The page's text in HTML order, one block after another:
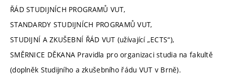
ŘÁD STUDIJNÍCH PROGRAMŮ VUT,
STANDARDY STUDIJNÍCH PROGRAMŮ VUT,
STUDIJNÍ A ZKUŠEBNÍ ŘÁD VUT (užívající „ECTS“),
SMĚRNICE DĚKANA Pravidla pro organizaci studia na fakultě
(doplněk Studijního a zkušebního řádu VUT v Brně).